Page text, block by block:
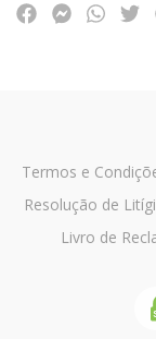
Termos e
Resolução de
Livro de